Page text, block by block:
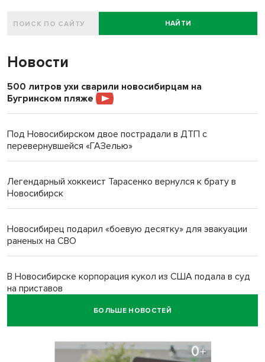
НАЙТИ
Новости
500 литров ухи сварили новосибирцам на
Бугринском пляже
Под Новосибирском двое пострадали в ДТП с
перевернувшейся «ГАЗелью»
Легендарный хоккеист Тарасенко вернулся к брату в
Новосибирск
Новосибирец подарил «боевую десятку» для эвакуации
раненых на СВО
В Новосибирске корпорация кукол из США подала в суд
на приставов
БОЛЬШЕ НОВОСТЕЙ